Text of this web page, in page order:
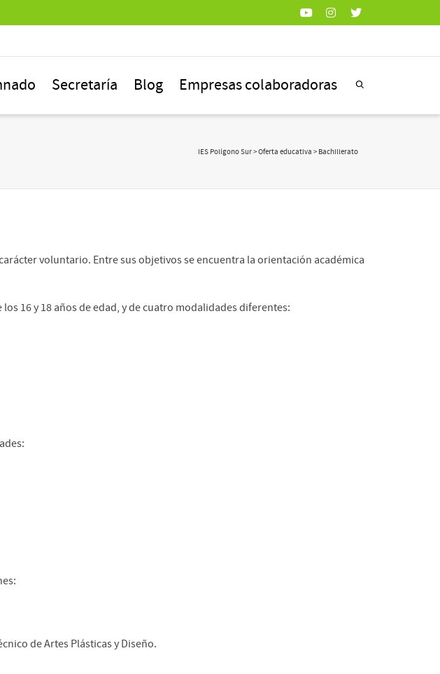
Secretaría Blog Empresas colaboradoras
IES Polígono Sur>Oferta educativa > Bachillerato
voluntario. Entre sus objetivos se encuentra la orientación académica
16 y 18 años de edad, y de cuatro modalidades diferentes:
de Artes Plásticas y Diseño.